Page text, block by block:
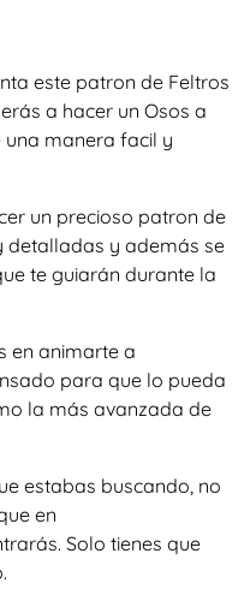
este patron de Feltros
a hacer un Osos a
una manera facil y
un precioso patron de
detalladas y además se
te guiarán durante la
en animarte a
para que lo pueda
la más avanzada de
estabas buscando, no
en
Solo tienes que